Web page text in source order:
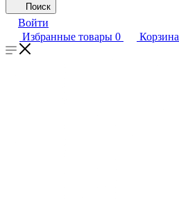
Поиск
Войти
Избранные товары 0 Корзина